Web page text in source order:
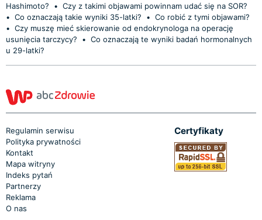
Hashimoto?
• Czy z takimi objawami powinnam udać się na SOR?
• Co oznaczają takie wyniki 35-latki? • Co robić z tymi objawami?
• Czy muszę mieć skierowanie od endokrynologa na operację
usunięcia tarczycy?
• Co oznaczają te wyniki badań hormonalnych
u 29-latki?
Regulamin serwisu
Polityka prywatności
Kontakt
Mapa witryny
Indeks pytań
Partnerzy
Reklama
O nas
Certyfikaty